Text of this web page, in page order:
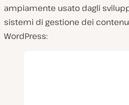
ampiamente usato dagli
sistemi di gestione dei
WordPress: